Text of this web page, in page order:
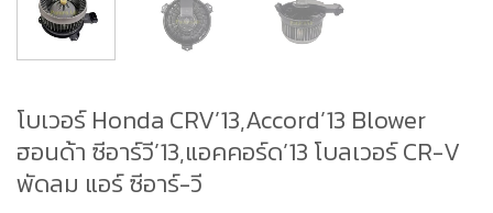
โบเวอร์ Honda CRV’13,Accord’13 Blower
ฮอนด้า ซีอาร์วี’13,แอคคอร์ด’13 โบลเวอร์ CR-V
พัดลม แอร์ ซีอาร์-วี